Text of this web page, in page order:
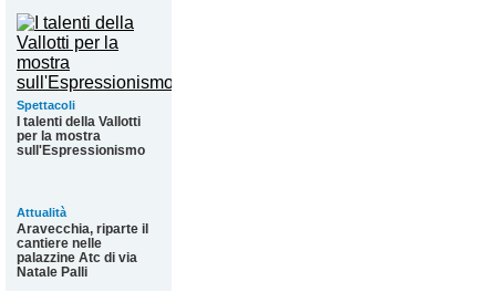
Spettacoli
I talenti della Vallotti
per la mostra
sull'Espressionismo
Attualità
Aravecchia, riparte il
cantiere nelle
palazzine Atc di via
Natale Palli